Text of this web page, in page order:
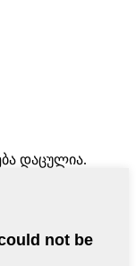
დაცულია.